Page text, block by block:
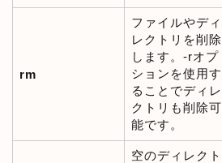
rm
ファイルやディ
レクトリを削除
します。-rオプ
ションを使用す
ることでディレ
クトリも削除可
能です。
空のディレクト